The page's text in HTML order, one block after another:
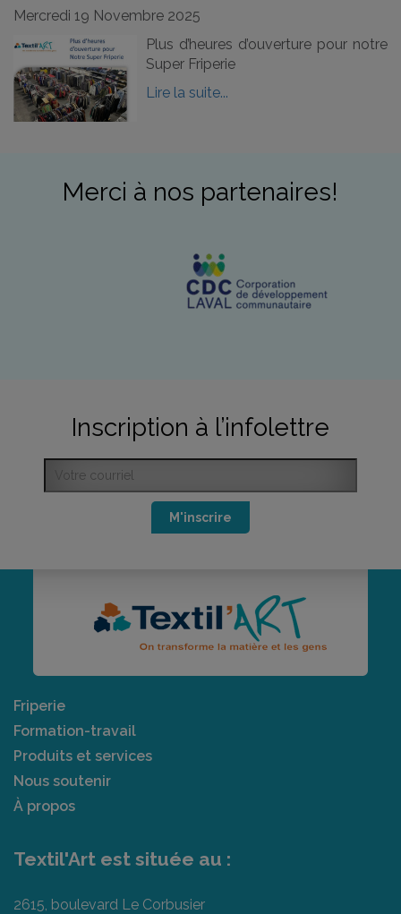
Mercredi 19 Novembre 2025
Plus d’heures d’ouverture pour notre
Super Friperie
Lire la suite...
Merci à nos partenaires!
Inscription à l’infolettre
M'inscrire
Friperie
Formation-travail
Produits et services
Nous soutenir
À propos
Textil'Art est située au :
2615, boulevard Le Corbusier